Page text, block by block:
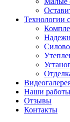
Технологии
Наши работы
Отзывы
Контакты